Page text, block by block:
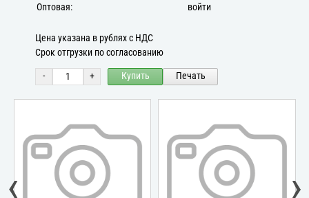
Оптовая:
войти
Цена указана в рублях с НДС
Срок отгрузки по согласованию
- + Купить Печать
‹ ›